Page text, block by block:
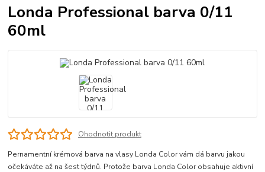
Londa Professional barva 0/11
60ml
Ohodnotit produkt
Pernamentní krémová barva na vlasy Londa Color vám dá barvu jakou
očekáváte až na šest týdnů. Protože barva Londa Color obsahuje aktivní